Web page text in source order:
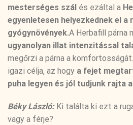
mesterséges szál és ezáltal a
egyenletesen helyezkednek el
gyógynövények.A Herbafill párna
ugyanolyan illat intenzitással
megőrzi a párna a
igazi célja, az hogy a fejet
puha legyen és jól tudjunk rajta
Béky László:Ki találta ki ezt a
vagy a férje?